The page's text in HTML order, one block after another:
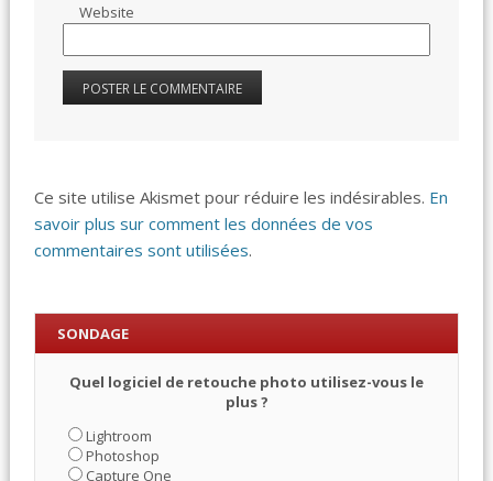
Website
Ce site utilise Akismet pour réduire les indésirables. En
savoir plus sur comment les données de vos
commentaires sont utilisées.
SONDAGE
Quel logiciel de retouche photo utilisez-vous le
plus ?
Lightroom
Photoshop
Capture One